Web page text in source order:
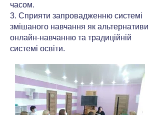
часом.
3. Сприяти запровадженню системі
змішаного навчання як альтернативи
онлайн-навчанню та традиційній
системі освіти.